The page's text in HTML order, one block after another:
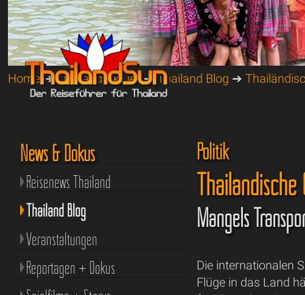
Home➔Thailand Aktuell➔Thailand Blog ➔
Politik
Mangels
Die internationalen
Flüge in das Land
News & Dokus
Reisenews Thailand
Thailand Blog
Veranstaltungen
Reportagen + Dokus